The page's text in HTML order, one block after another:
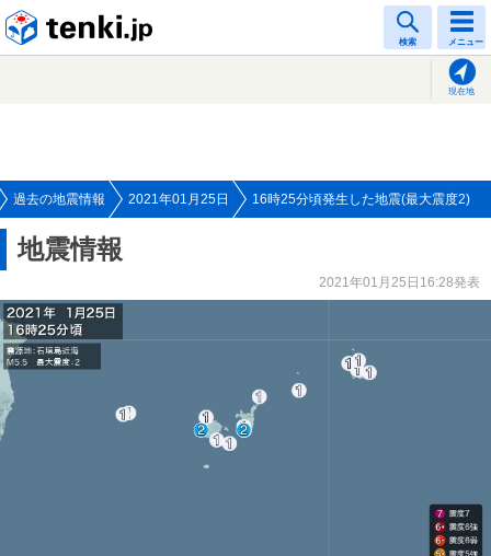
検索 メニュー
現在地
過去の地震情報 2021年01月25日 16時25分頃発生した地震(最大震度2)
地震情報
2021年01月25日16:28発表